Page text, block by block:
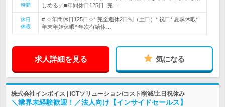
時間
しめる／■年間休日125日□完…
休日
休暇
# ☆年間休日125日☆* 完全週休2日制（土日）* 祝日* 夏季休暇*
年末年始休暇* 年次有給休…
求人詳細を見る 気になる
株式会社インボイス | ICTソリューション/コスト削減/土日祝休み
＼業界未経験歓迎！／法人向け【インサイドセールス】